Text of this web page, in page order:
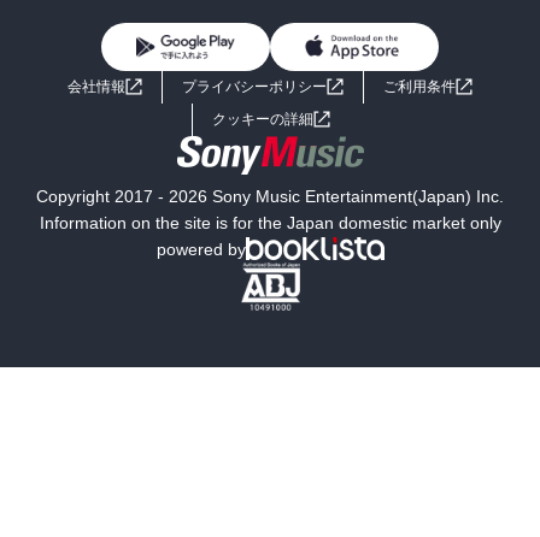
ライトノベル 男子向けラノベ
小説
海外小説
ミステリー SF
文学
よくあるご質問 お問い合わせ
会社情報 プライバシーポリシー
ご利用条件
クッキーの詳細
Copyright 2017 - 2026 Sony Music Entertainment(Japan) Inc.
Information on the site is for the Japan domestic market only
powered by